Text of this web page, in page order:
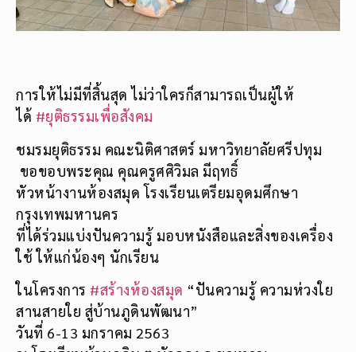
การให้ไม่มีที่สิ้นสุด ไม่ว่าใครก็สามารถเป็นผู้ให้
ได้ #ยุติธรรมเพื่อสังคม
ชมรมยุติธรรม คณะนิติศาสตร์ มหาวิทยาลัยศรีปทุม
ขอขอบพระคุณ คุณครูศศิวิมล มีฤทธิ์
หัวหน้างานห้องสมุด โรงเรียนเตรียมอุดมศึกษา
กรุงเทพมหานคร
ที่ได้ร่วมแบ่งปันความรู้ มอบหนังสือและสิ่งของเครื่อง
ใช้ ให้แก่น้องๆ นักเรียน
ในโครงการ #สร้างห้องสมุด “ปันความรู้ ความห่วงใย
สานสายใย สู่บ้านภูดินพัฒนา”
วันที่ 6-13 มกราคม 2563